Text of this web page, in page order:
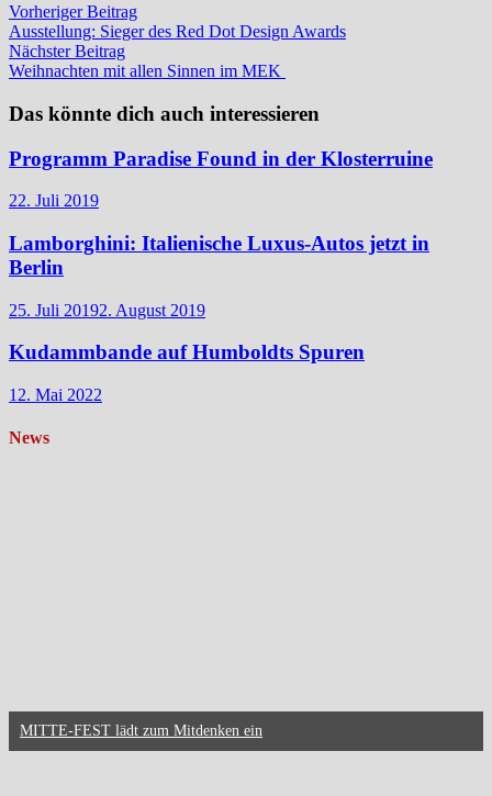
Beitragsnavigation
Vorheriger BeitragVorheriger
Beitrag:
Ausstellung: Sieger des Red Dot Design Awards
Nächster BeitragNächster
Beitrag:
Weihnachten mit allen Sinnen im MEK
Das könnte dich auch interessieren
Programm Paradise Found in der Klosterruine
22. Juli 2019
Lamborghini: Italienische Luxus-Autos jetzt in
Berlin
25. Juli 20192. August 2019
Kudammbande auf Humboldts Spuren
12. Mai 2022
News
MITTE-FEST lädt zum Mitdenken ein